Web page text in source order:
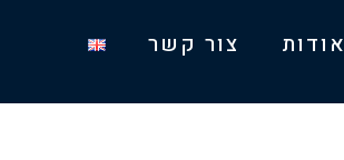
אודות צור קשר